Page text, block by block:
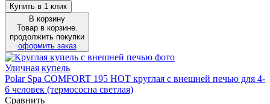
Купить в 1 клик
В корзину
Товар в корзине.
продолжить покупки
оформить заказ
Уличная купель
Polar Spa COMFORT 195 HOT круглая с внешней печью для 4-
6 человек (термососна светлая)
Сравнить